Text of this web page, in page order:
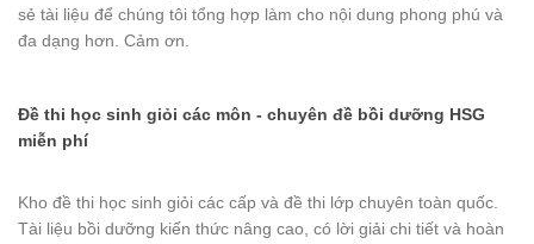
sẻ tài liệu để chúng tôi tổng hợp làm cho nội dung phong phú và
đa dạng hơn. Cảm ơn.
Đề thi học sinh giỏi các môn - chuyên đề bồi dưỡng HSG
miễn phí
Kho đề thi học sinh giỏi các cấp và đề thi lớp chuyên toàn quốc.
Tài liệu bồi dưỡng kiến thức nâng cao, có lời giải chi tiết và hoàn